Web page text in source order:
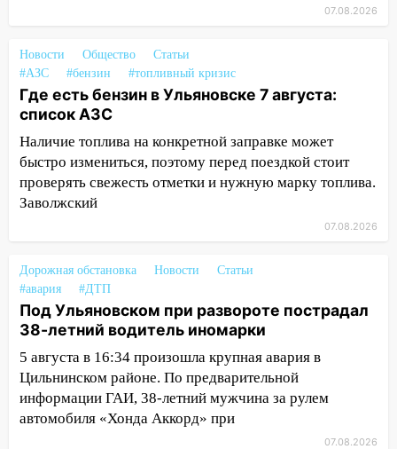
15:47
Ульяновцы могут вернуть деньги
за абонементы закрывшегося фитнес-
клуба «Рекорд-Fitness»
15:34
прокуратуры в селах Ульяновской
области привели в порядок детские
площадки
15:08 В Кузоватово после прокурорской
проверки обновили разметку на
пешеходных переходах
14:40
На проспекте Гая в Ульяновске
запретили остановку автомобилей на
50-метровом участке
14:22 В Новом городе 8 августа пройдет
большой фестиваль «Наше время» с
07.08.2026
Новости Общество
Статьи
#АЗС
#бензин #топливный кризис
Где есть бензин в Ульяновске 7 августа:
список АЗС
Наличие топлива на конкретной заправке может
быстро измениться, поэтому перед поездкой стоит
проверять свежесть отметки и нужную марку топлива.
Заволжский
07.08.2026
Дорожная обстановка Новости
Статьи
#авария
#ДТП
Под Ульяновском при развороте пострадал
38-летний водитель иномарки
5 августа в 16:34 произошла крупная авария в
Цильнинском районе. По предварительной
информации ГАИ, 38-летний мужчина за рулем
автомобиля «Хонда Аккорд» при
07.08.2026